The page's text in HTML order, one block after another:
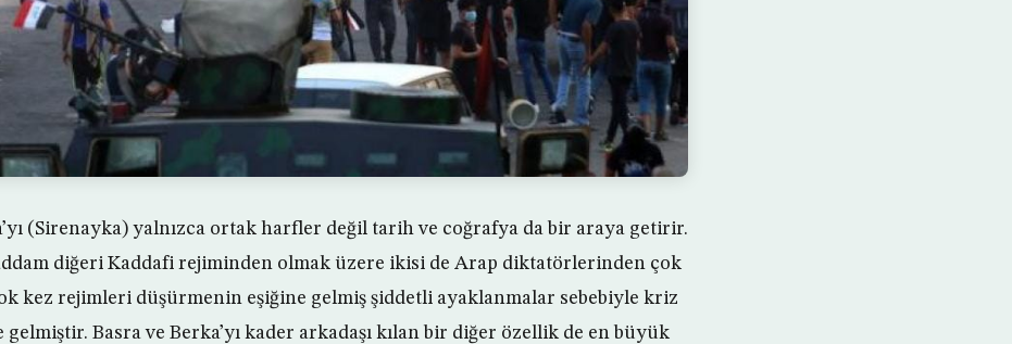
(Sirenayka) yalnızca ortak harfler değil tarih ve coğrafya da bir araya getirir.
diğeri Kaddafi rejiminden olmak üzere ikisi de Arap diktatörlerinden çok
kez rejimleri düşürmenin eşiğine gelmiş şiddetli ayaklanmalar sebebiyle kriz
Basra ve Berka’yı kader arkadaşı kılan bir diğer özellik de en büyük